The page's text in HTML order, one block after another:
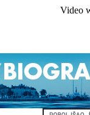
Video